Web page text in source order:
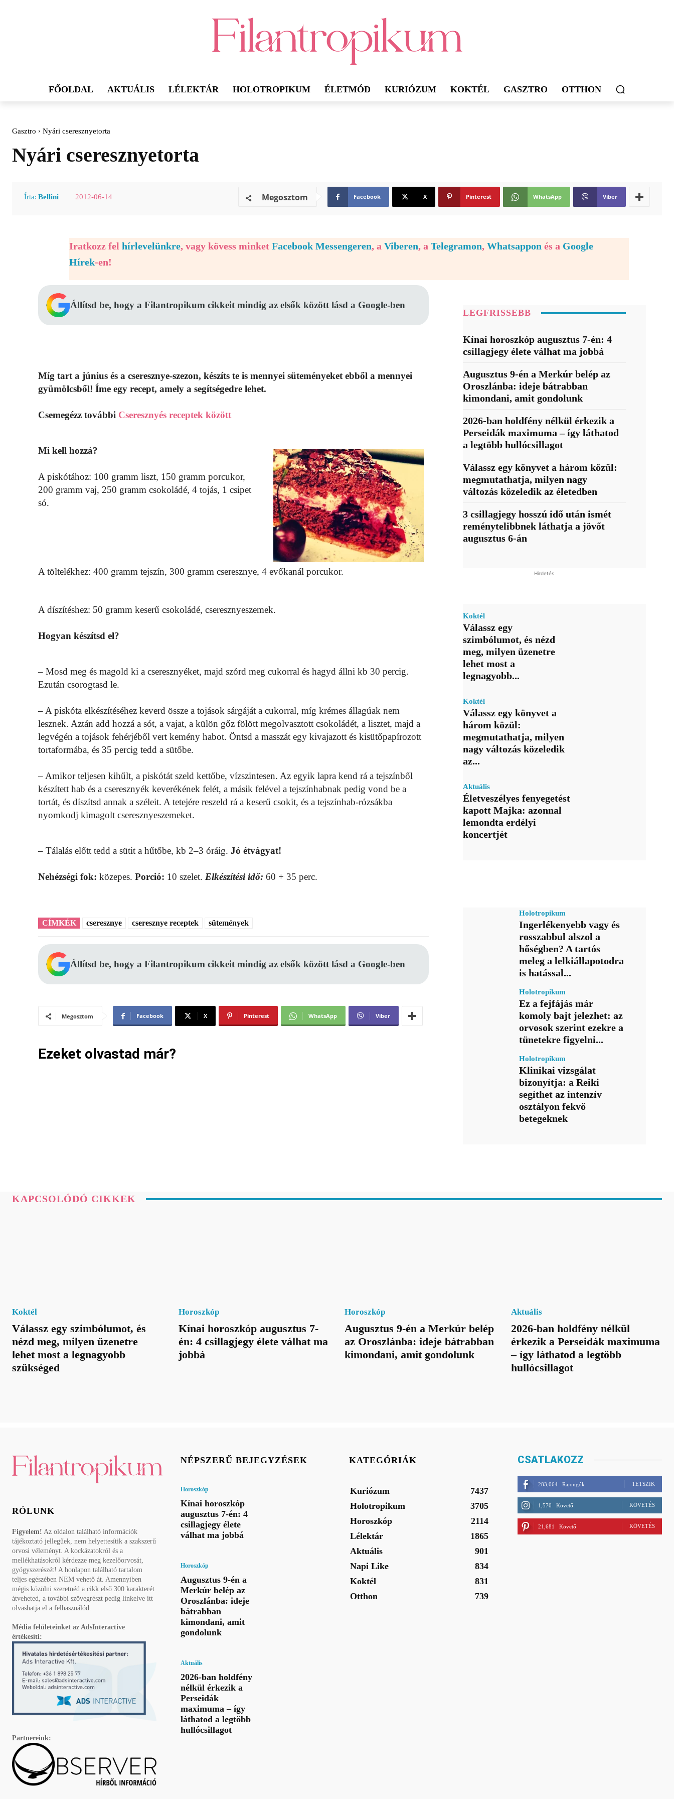
FŐOLDAL AKTUÁLIS LÉLEKTÁR HOLOTROPIKUM ÉLETMÓD KURIÓZUM KOKTÉL GASZTRO OTTHON
Gasztro Nyári cseresznyetorta
Nyári cseresznyetorta
Írta: Bellini 2012-06-14 Megosztom Facebook X Pinterest WhatsApp Viber
Iratkozz fel hírlevelünkre, vagy kövess minket Facebook Messengeren, a Viberen, a Telegramon, Whatsappon és a Google
Hírek-en!
Állítsd be, hogy a Filantropikum cikkeit mindig az elsők között lásd a Google-ben
Míg tart a június és a cseresznye-szezon, készíts te is mennyei süteményeket ebből a mennyei
gyümölcsből! Íme egy recept, amely a segítségedre lehet.
Csemegézz további Cseresznyés receptek között
Mi kell hozzá?
A piskótához: 100 gramm liszt, 150 gramm porcukor,
200 gramm vaj, 250 gramm csokoládé, 4 tojás, 1 csipet
só.
A töltelékhez: 400 gramm tejszín, 300 gramm cseresznye, 4 evőkanál porcukor.
A díszítéshez: 50 gramm keserű csokoládé, cseresznyeszemek.
Hogyan készítsd el?
– Mosd meg és magold ki a cseresznyéket, majd szórd meg cukorral és hagyd állni kb 30 percig.
Ezután csorogtasd le.
– A piskóta elkészítéséhez keverd össze a tojások sárgáját a cukorral, míg krémes állagúak nem
lesznek. Aztán add hozzá a sót, a vajat, a külön gőz fölött megolvasztott csokoládét, a lisztet, majd a
legvégén a tojások fehérjéből vert kemény habot. Öntsd a masszát egy kivajazott és kisütőpapírozott
tortaformába, és 35 percig tedd a sütőbe.
– Amikor teljesen kihűlt, a piskótát szeld kettőbe, vízszintesen. Az egyik lapra kend rá a tejszínből
készített hab és a cseresznyék keverékének felét, a másik felével a tejszínhabnak pedig vond be a
tortát, és díszítsd annak a széleit. A tetejére reszeld rá a keserű csokit, és a tejszínhab-rózsákba
nyomkodj kimagolt cseresznyeszemeket.
– Tálalás előtt tedd a sütit a hűtőbe, kb 2–3 óráig. Jó étvágyat!
Nehézségi fok: közepes. Porció: 10 szelet. Elkészítési idő: 60 + 35 perc.
CÍMKÉK cseresznye cseresznye receptek sütemények
Állítsd be, hogy a Filantropikum cikkeit mindig az elsők között lásd a Google-ben
Megosztom Facebook X Pinterest WhatsApp Viber
Ezeket olvastad már?
LEGFRISSEBB
Kínai horoszkóp augusztus 7-én: 4
csillagjegy élete válhat ma jobbá
Augusztus 9-én a Merkúr belép az
Oroszlánba: ideje bátrabban
kimondani, amit gondolunk
2026-ban holdfény nélkül érkezik a
Perseidák maximuma – így láthatod
a legtöbb hullócsillagot
Válassz egy könyvet a három közül:
megmutathatja, milyen nagy
változás közeledik az életedben
3 csillagjegy hosszú idő után ismét
reménytelibbnek láthatja a jövőt
augusztus 6-án
Hirdetés
Koktél
Válassz egy
szimbólumot, és nézd
meg, milyen üzenetre
lehet most a
legnagyobb...
Koktél
Válassz egy könyvet a
három közül:
megmutathatja, milyen
nagy változás közeledik
az...
Aktuális
Életveszélyes fenyegetést
kapott Majka: azonnal
lemondta erdélyi
koncertjét
Holotropikum
Ingerlékenyebb vagy és
rosszabbul alszol a
hőségben? A tartós
meleg a lelkiállapotodra
is hatással...
Holotropikum
Ez a fejfájás már
komoly bajt jelezhet: az
orvosok szerint ezekre a
tünetekre figyelni...
Holotropikum
Klinikai vizsgálat
bizonyítja: a Reiki
segíthet az intenzív
osztályon fekvő
betegeknek
KAPCSOLÓDÓ CIKKEK
Koktél
Válassz egy szimbólumot, és
nézd meg, milyen üzenetre
lehet most a legnagyobb
szükséged
Horoszkóp
Kínai horoszkóp augusztus 7-
én: 4 csillagjegy élete válhat ma
jobbá
Horoszkóp
Augusztus 9-én a Merkúr belép
az Oroszlánba: ideje bátrabban
kimondani, amit gondolunk
Aktuális
2026-ban holdfény nélkül
érkezik a Perseidák maximuma
– így láthatod a legtöbb
hullócsillagot
RÓLUNK
Figyelem! Az oldalon található információk
tájékoztató jellegűek, nem helyettesítik a szakszerű
orvosi véleményt. A kockázatokról és a
mellékhatásokról kérdezze meg kezelőorvosát,
gyógyszerészét! A honlapon található tartalom
teljes egészében NEM vehető át. Amennyiben
mégis közölni szeretnéd a cikk első 300 karakterét
átveheted, a további szövegrészt pedig linkelve itt
olvashatja el a felhasználód.
Média felületeinket az AdsInteractive
értékesíti:
Partnereink:
NÉPSZERŰ BEJEGYZÉSEK
Horoszkóp
Kínai horoszkóp
augusztus 7-én: 4
csillagjegy élete
válhat ma jobbá
Horoszkóp
Augusztus 9-én a
Merkúr belép az
Oroszlánba: ideje
bátrabban
kimondani, amit
gondolunk
Aktuális
2026-ban holdfény
nélkül érkezik a
Perseidák
maximuma – így
láthatod a legtöbb
hullócsillagot
KATEGÓRIÁK
Kuriózum
7437
Holotropikum
3705
Horoszkóp
2114
Lélektár
1865
Aktuális
901
Napi Like
834
Koktél
831
Otthon
739
CSATLAKOZZ
283,064 Rajongók TETSZIK
1,570 Követő KÖVETÉS
21,681 Követő KÖVETÉS